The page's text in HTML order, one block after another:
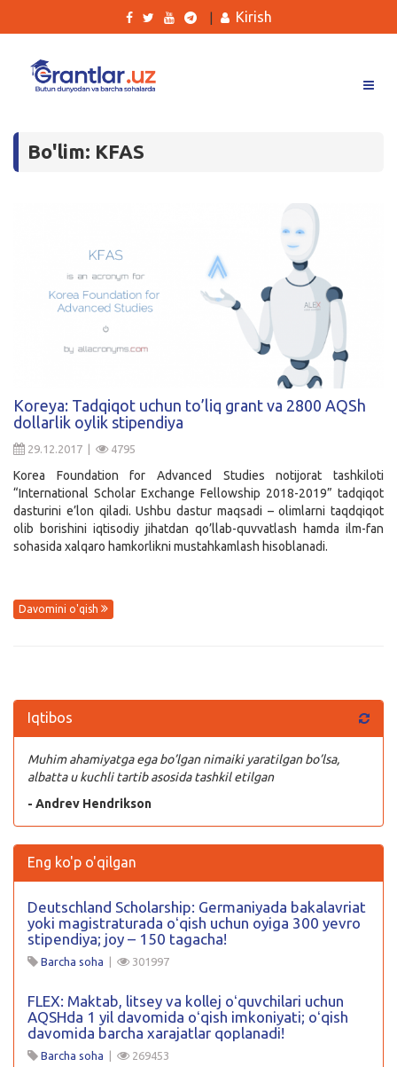
Tanlovlar
Yana
Kirish
Kirish
Bo'lim: KFAS
Koreya: Tadqiqot uchun to’liq grant va 2800 AQSh
dollarlik oylik stipendiya
29.12.2017 | 4795
Korea Foundation for Advanced Studies notijorat tashkiloti
“International Scholar Exchange Fellowship 2018-2019” tadqiqot
dasturini e’lon qiladi. Ushbu dastur maqsadi – olimlarni taqdqiqot
olib borishini iqtisodiy jihatdan qo’llab-quvvatlash hamda ilm-fan
sohasida xalqaro hamkorlikni mustahkamlash hisoblanadi.
Davomini o'qish
Iqtibos
Muhim ahamiyatga ega bo’lgan nimaiki yaratilgan bo’lsa,
albatta u kuchli tartib asosida tashkil etilgan
- Andrev Hendrikson
Eng ko'p o'qilgan
Deutschland Scholarship: Germaniyada bakalavriat
yoki magistraturada oʻqish uchun oyiga 300 yevro
stipendiya; joy – 150 tagacha!
Barcha soha 301997
FLEX: Maktab, litsey va kollej oʻquvchilari uchun
AQSHda 1 yil davomida oʻqish imkoniyati; oʻqish
davomida barcha xarajatlar qoplanadi!
Barcha soha 269453